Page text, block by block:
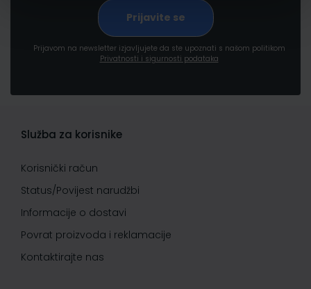
Prijavom na newsletter izjavljujete da ste upoznati s našom politikom
Privatnosti i sigurnosti podataka
Služba za korisnike
Korisnički račun
Status/Povijest narudžbi
Informacije o dostavi
Povrat proizvoda i reklamacije
Kontaktirajte nas